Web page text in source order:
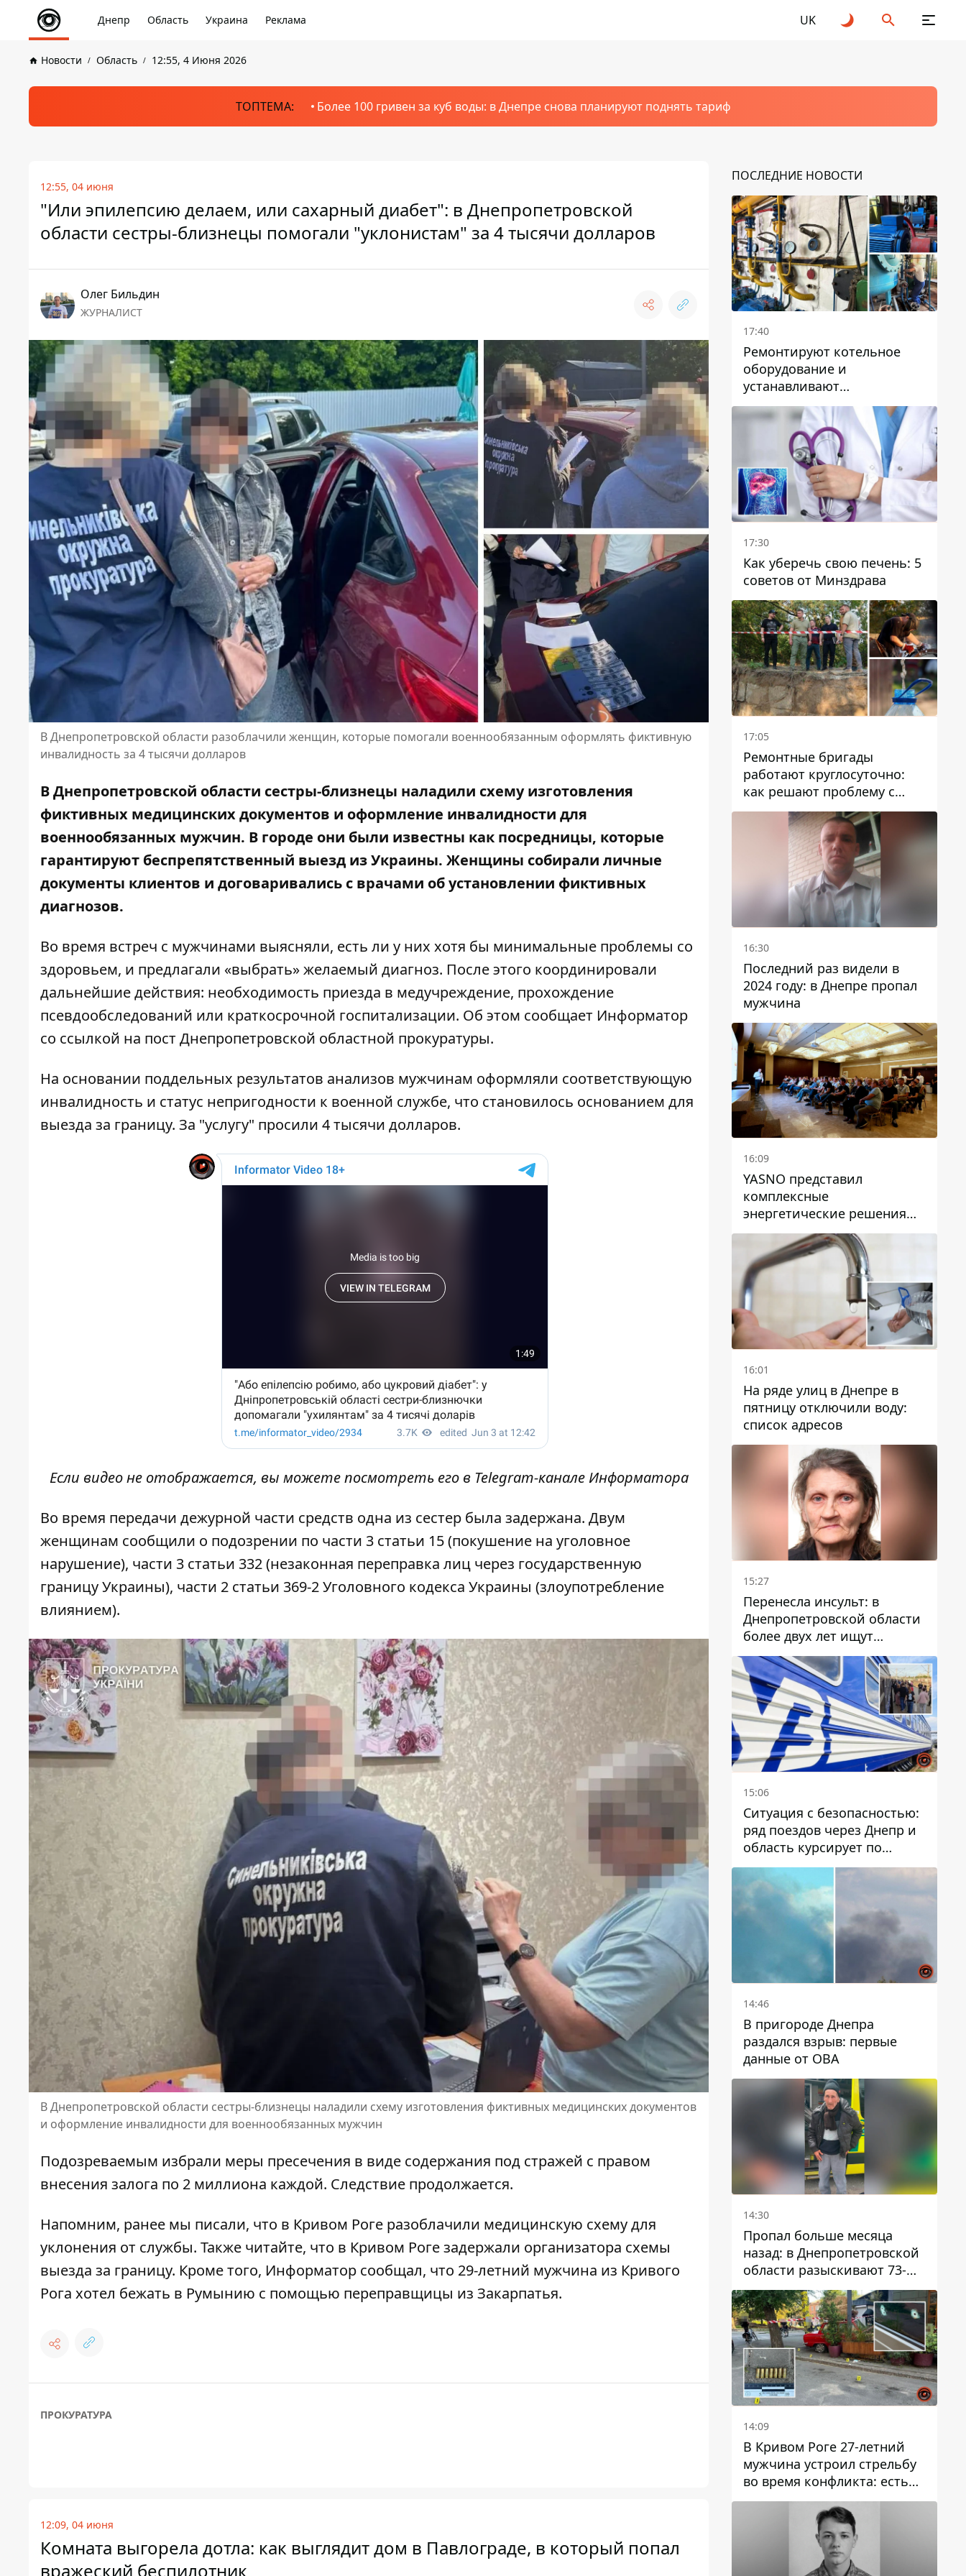
Днепр Область Украина Реклама UK
Новости Область 12:55, 4 Июня 2026
ТОПТЕМА: Более 100 гривен за куб воды: в Днепре снова планируют поднять тариф
12:55, 04 июня
"Или эпилепсию делаем, или сахарный диабет": в Днепропетровской
области сестры-близнецы помогали "уклонистам" за 4 тысячи долларов
Олег Бильдин
ЖУРНАЛИСТ
В Днепропетровской области разоблачили женщин, которые помогали военнообязанным оформлять фиктивную
инвалидность за 4 тысячи долларов
В Днепропетровской области сестры-близнецы наладили схему изготовления
фиктивных медицинских документов и оформление инвалидности для
военнообязанных мужчин. В городе они были известны как посредницы, которые
гарантируют беспрепятственный выезд из Украины. Женщины собирали личные
документы клиентов и договаривались с врачами об установлении фиктивных
диагнозов.
Во время встреч с мужчинами выясняли, есть ли у них хотя бы минимальные проблемы со
здоровьем, и предлагали «выбрать» желаемый диагноз. После этого координировали
дальнейшие действия: необходимость приезда в медучреждение, прохождение
псевдообследований или краткосрочной госпитализации. Об этом сообщает Информатор
со ссылкой на пост Днепропетровской областной прокуратуры.
На основании поддельных результатов анализов мужчинам оформляли соответствующую
инвалидность и статус непригодности к военной службе, что становилось основанием для
выезда за границу. За "услугу" просили 4 тысячи долларов.
Если видео не отображается, вы можете посмотреть его в Telegram-канале Информатора
Во время передачи дежурной части средств одна из сестер была задержана. Двум
женщинам сообщили о подозрении по части 3 статьи 15 (покушение на уголовное
нарушение), части 3 статьи 332 (незаконная переправка лиц через государственную
границу Украины), части 2 статьи 369-2 Уголовного кодекса Украины (злоупотребление
влиянием).
В Днепропетровской области сестры-близнецы наладили схему изготовления фиктивных медицинских документов
и оформление инвалидности для военнообязанных мужчин
Подозреваемым избрали меры пресечения в виде содержания под стражей с правом
внесения залога по 2 миллиона каждой. Следствие продолжается.
Напомним, ранее мы писали, что в Кривом Роге разоблачили медицинскую схему для
уклонения от службы. Также читайте, что в Кривом Роге задержали организатора схемы
выезда за границу. Кроме того, Информатор сообщал, что 29-летний мужчина из Кривого
Рога хотел бежать в Румынию с помощью переправщицы из Закарпатья.
ПРОКУРАТУРА
12:09, 04 июня
Комната выгорела дотла: как выглядит дом в Павлограде, в который попал
вражеский беспилотник
ПОСЛЕДНИЕ НОВОСТИ
17:40
Ремонтируют котельное
оборудование и
устанавливают
генераторные установки:
как в Днепре готовятся к
отопительному сезону
17:30
Как уберечь свою печень: 5
советов от Минздрава
17:05
Ремонтные бригады
работают круглосуточно:
как решают проблему с
водой в Марганецкой
громаде
16:30
Последний раз видели в
2024 году: в Днепре пропал
мужчина
16:09
YASNO представил
комплексные
энергетические решения
для бизнеса в Днепре
16:01
На ряде улиц в Днепре в
пятницу отключили воду:
список адресов
15:27
Перенесла инсульт: в
Днепропетровской области
более двух лет ищут
пропавшую женщину
15:06
Ситуация с безопасностью:
ряд поездов через Днепр и
область курсирует по
измененному маршруту, а
часть пути заменили
автобусами и электричками
14:46
В пригороде Днепра
раздался взрыв: первые
данные от ОВА
14:30
Пропал больше месяца
назад: в Днепропетровской
области разыскивают 73-
летнего мужчину
14:09
В Кривом Роге 27-летний
мужчина устроил стрельбу
во время конфликта: есть
раненый